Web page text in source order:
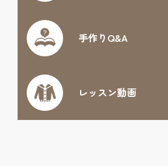
手作りQ&A
レッスン動画